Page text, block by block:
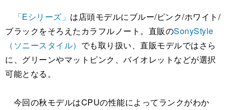
「Eシリーズ」 は店頭モデルにブルー/ピンク/ホワイト/
ブラックをそろえたカラフルノート。直販のSonyStyle
（ソニースタイル） でも取り扱い、直販モデルではさら
に、グリーンやマットピンク、バイオレットなどが選択
可能となる。
今回の秋モデルはCPUの性能によってランクがわか